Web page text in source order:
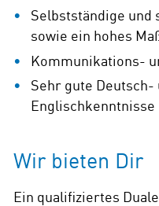
Selbstständige
sowie ein hohes
Kommunikations-
Sehr gute Deutsch-
Wir bieten Dir
Ein qualifiziertes